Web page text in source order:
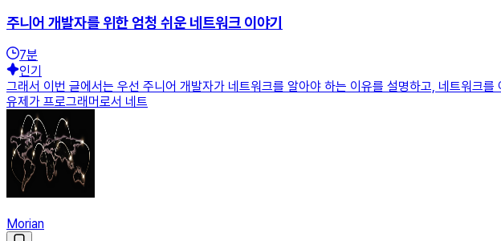
주니어 개발자를 위한 엄청 쉬운 네트워크 이야기
7분
인기
그래서 이번 글에서는 우선 주니어 개발자가 네트워크를 알아야 하는 이유를 설명하고, 네트워크
유제가 프로그래머로서 네트
Morian